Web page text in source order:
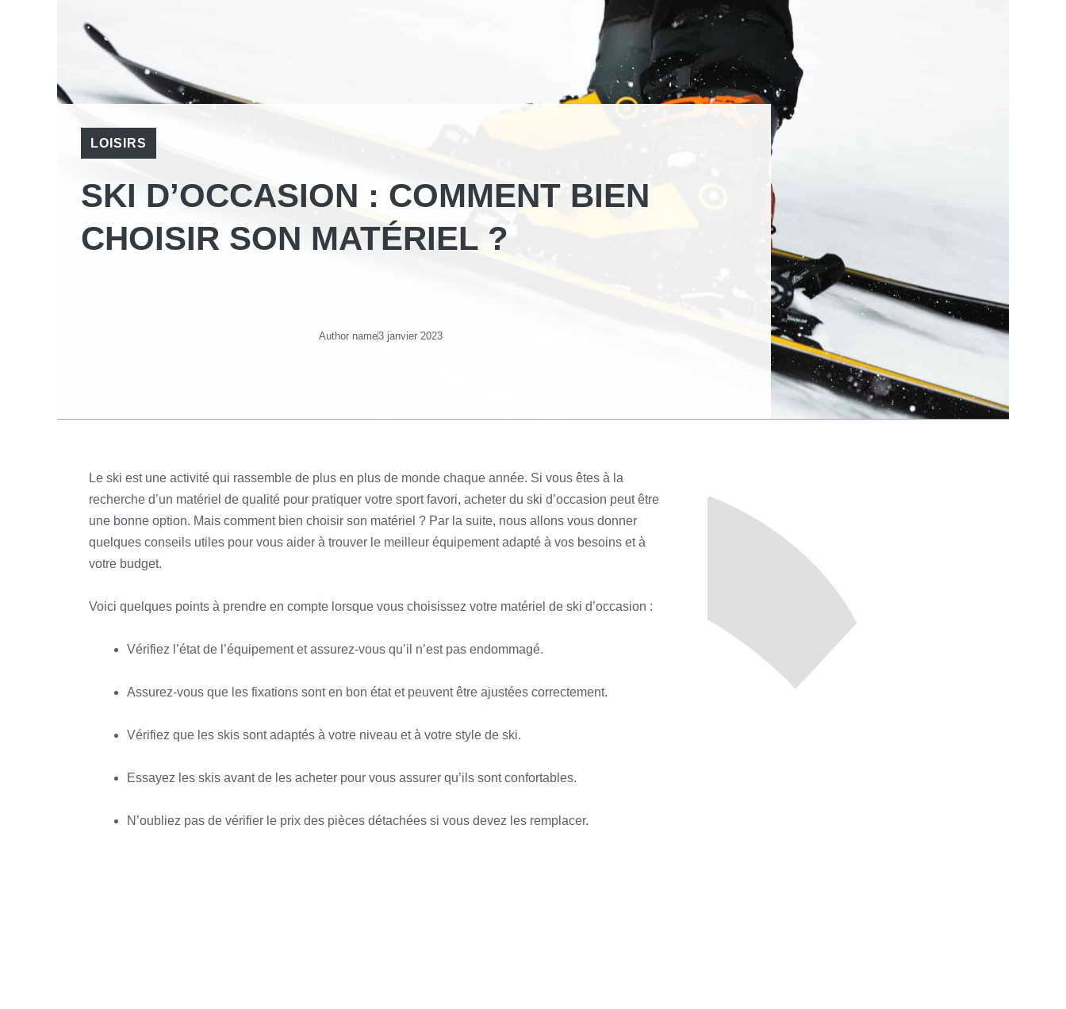
LOISIRS
SKI D’OCCASION : COMMENT BIEN
CHOISIR SON MATÉRIEL ?
Author name3 janvier 2023
Le ski est une activité qui rassemble de plus en plus de monde chaque année. Si vous êtes à la
recherche d’un matériel de qualité pour pratiquer votre sport favori, acheter du ski d’occasion peut être
une bonne option. Mais comment bien choisir son matériel ? Par la suite, nous allons vous donner
quelques conseils utiles pour vous aider à trouver le meilleur équipement adapté à vos besoins et à
votre budget.
Voici quelques points à prendre en compte lorsque vous choisissez votre matériel de ski d’occasion :
Vérifiez l’état de l’équipement et assurez-vous qu’il n’est pas endommagé.
Assurez-vous que les fixations sont en bon état et peuvent être ajustées correctement.
Vérifiez que les skis sont adaptés à votre niveau et à votre style de ski.
Essayez les skis avant de les acheter pour vous assurer qu’ils sont confortables.
N’oubliez pas de vérifier le prix des pièces détachées si vous devez les remplacer.